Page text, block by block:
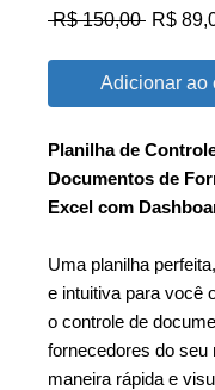
R$ 150,00 Preço
R$
Adicionar ao
Planilha de
Documentos de
Excel com
Uma planilha
e intuitiva para você
o controle de
fornecedores do seu
maneira rápida e